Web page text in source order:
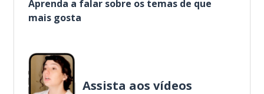
Aprenda a falar sobre os temas de que
mais gosta
Assista aos vídeos